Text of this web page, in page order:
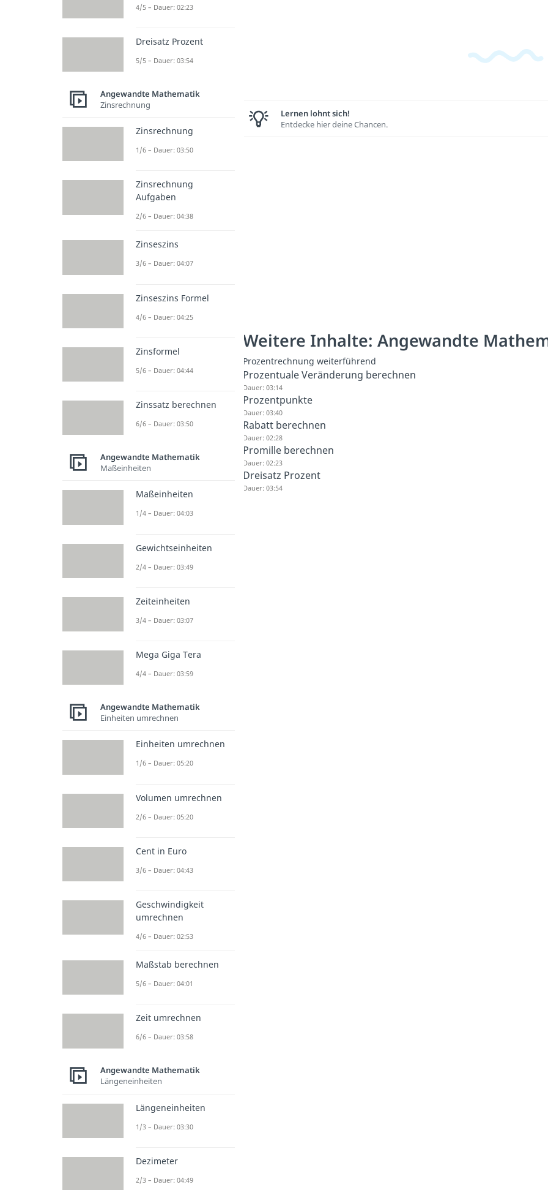
Lernen lohnt sich!
Entdecke hier deine Chancen.
Weitere Inhalte: Angewandte
Prozentrechnung weiterführend
Prozentuale Veränderung berechnen
Dauer: 03:14
Prozentpunkte
Dauer: 03:40
Rabatt berechnen
Dauer: 02:28
Promille berechnen
Dauer: 02:23
Dreisatz Prozent
Dauer: 03:54
4/5 – Dauer: 02:23
Dreisatz Prozent
5/5 – Dauer: 03:54
Angewandte Mathematik
Zinsrechnung
Zinsrechnung
1/6 – Dauer: 03:50
Zinsrechnung
Aufgaben
2/6 – Dauer: 04:38
Zinseszins
3/6 – Dauer: 04:07
Zinseszins Formel
4/6 – Dauer: 04:25
Zinsformel
5/6 – Dauer: 04:44
Zinssatz berechnen
6/6 – Dauer: 03:50
Angewandte Mathematik
Maßeinheiten
Maßeinheiten
1/4 – Dauer: 04:03
Gewichtseinheiten
2/4 – Dauer: 03:49
Zeiteinheiten
3/4 – Dauer: 03:07
Mega Giga Tera
4/4 – Dauer: 03:59
Angewandte Mathematik
Einheiten umrechnen
Einheiten umrechnen
1/6 – Dauer: 05:20
Volumen umrechnen
2/6 – Dauer: 05:20
Cent in Euro
3/6 – Dauer: 04:43
Geschwindigkeit
umrechnen
4/6 – Dauer: 02:53
Maßstab berechnen
5/6 – Dauer: 04:01
Zeit umrechnen
6/6 – Dauer: 03:58
Angewandte Mathematik
Längeneinheiten
Längeneinheiten
1/3 – Dauer: 03:30
Dezimeter
2/3 – Dauer: 04:49